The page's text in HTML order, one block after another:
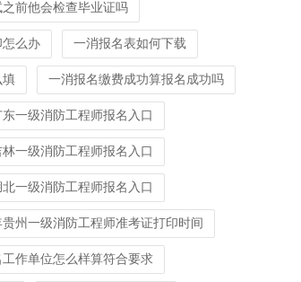
前他会检查毕业证吗
么办 一消报名表如何下载
填 一消报名缴费成功算报名成功吗
东一级消防工程师报名入口
林一级消防工程师报名入口
北一级消防工程师报名入口
贵州一级消防工程师准考证打印时间
作单位怎么样算符合要求